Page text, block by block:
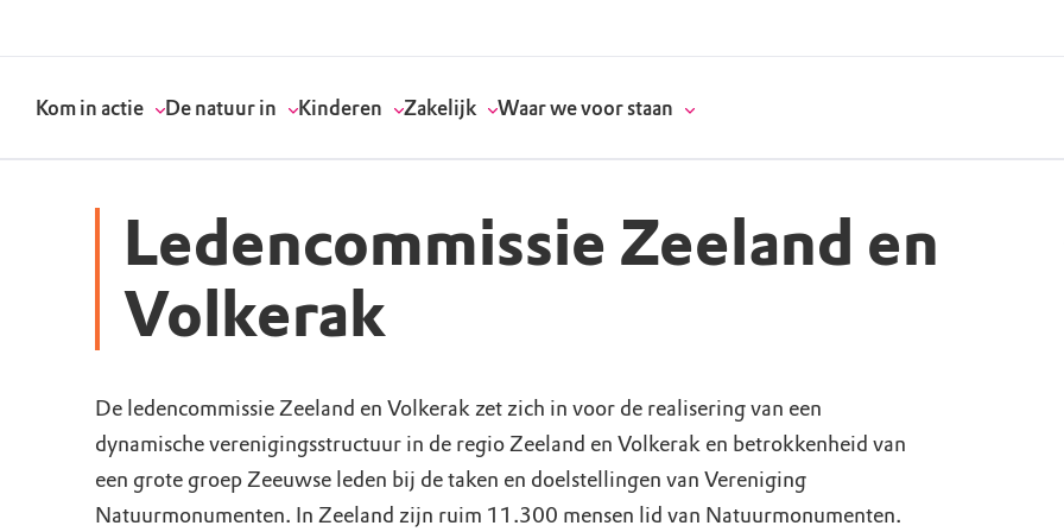
Kom in actie
Word vrijwilliger
Werken bij
De natuur in
Natuurgebieden
Bezoekerscentra
Kinderen
Verjaardagsfeestjes
Speeltips
Zakelijk
Vergaderen in de natuur
Onze partners & supporters
Waar we voor staan
Actuele thema's
Wat wij doen
Ledencommissie Zeeland en
Volkerak
De ledencommissie Zeeland en Volkerak zet zich in voor de realisering van een
dynamische verenigingsstructuur in de regio Zeeland en Volkerak en betrokkenheid van
een grote groep Zeeuwse leden bij de taken en doelstellingen van Vereniging
Natuurmonumenten. In Zeeland zijn ruim 11.300 mensen lid van Natuurmonumenten.